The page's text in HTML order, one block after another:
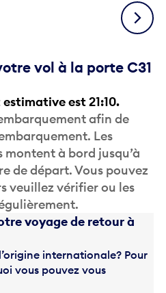
Suivant
vol à la porte C31
est 21:10.
afin de
Les
à bord jusqu’à
de départ. Vous pouvez
veuillez vérifier ou les
voyage de retour à
internationale? Pour
vous pouvez vous